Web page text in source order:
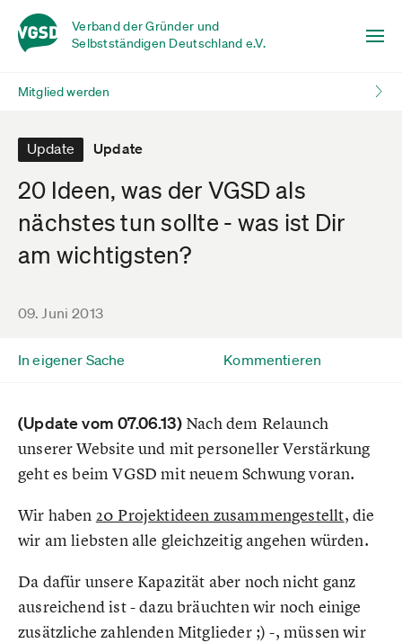
Verband der Gründer und
Selbstständigen Deutschland e.V.
Mitglied werden
Update Update
20 Ideen, was der VGSD als
nächstes tun sollte - was ist Dir
am wichtigsten?
09. Juni 2013
In eigener Sache Kommentieren
(Update vom 07.06.13)Nach dem Relaunch
unserer Website und mit personeller Verstärkung
geht es beim VGSD mit neuem Schwung voran.
Wir haben 20 Projektideen zusammengestellt, die
wir am liebsten alle gleichzeitig angehen würden.
Da dafür unsere Kapazität aber noch nicht ganz
ausreichend ist - dazu bräuchten wir noch einige
zusätzliche zahlenden Mitglieder ;) -, müssen wir